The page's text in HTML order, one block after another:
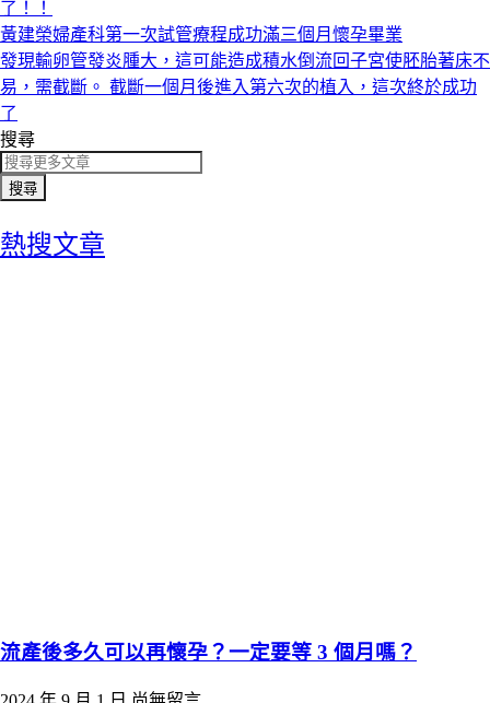
了！！
黃建榮婦產科第一次試管療程成功滿三個月懷孕畢業
發現輸卵管發炎腫大，這可能造成積水倒流回子宮使胚胎著床不
易，需截斷。 截斷一個月後進入第六次的植入，這次終於成功
了
搜尋
搜尋
熱搜文章
流產後多久可以再懷孕？一定要等 3 個月嗎？